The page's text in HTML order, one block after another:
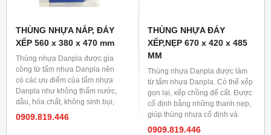
THÙNG NHỰA NẮP, ĐÁY
XẾP 560 x 380 x 470 mm
Thùng nhựa Danpla được gia
công từ tấm nhựa Danpla nên
có các ưu điểm của tấm nhựa
Danpla như không thấm nước,
dầu, hóa chất, không sinh bụi,
mối mọt, tuổi thọ cao, sử dụng
0909.819.446
THÙNG NHỰA ĐÁY
XẾP,NẸP 670 x 420 x 485
MM
Thùng nhựa Danpla được làm
từ tấm nhựa Danpla. Có thể xếp
gọn lại, xếp chồng để cất. Được
cố định bằng những thanh nẹp,
giúp thùng nhựa cố định và
vững chắc hơn.
0909.819.446